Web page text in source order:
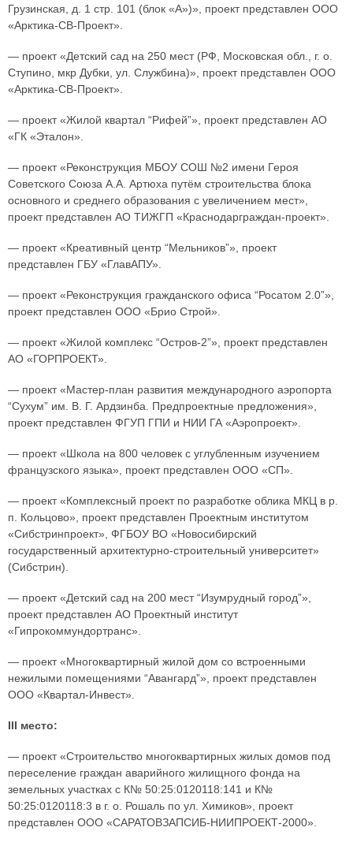
Грузинская, д. 1 стр. 101 (блок «А»)», проект представлен ООО
«Арктика-СВ-Проект».
— проект «Детский сад на 250 мест (РФ, Московская обл., г. о.
Ступино, мкр Дубки, ул. Службина)», проект представлен ООО
«Арктика-СВ-Проект».
— проект «Жилой квартал “Рифей”», проект представлен АО
«ГК «Эталон».
— проект «Реконструкция МБОУ СОШ №2 имени Героя
Советского Союза А.А. Артюха путём строительства блока
основного и среднего образования с увеличением мест»,
проект представлен АО ТИЖГП «Краснодарграждан-проект».
— проект «Креативный центр “Мельников”», проект
представлен ГБУ «ГлавАПУ».
— проект «Реконструкция гражданского офиса “Росатом 2.0”»,
проект представлен ООО «Брио Строй».
— проект «Жилой комплекс “Остров-2”», проект представлен
АО «ГОРПРОЕКТ».
— проект «Мастер-план развития международного аэропорта
“Сухум” им. В. Г. Ардзинба. Предпроектные предложения»,
проект представлен ФГУП ГПИ и НИИ ГА «Аэропроект».
— проект «Школа на 800 человек с углубленным изучением
французского языка», проект представлен ООО «СП».
— проект «Комплексный проект по разработке облика МКЦ в р.
п. Кольцово», проект представлен Проектным институтом
«Сибстринпроект», ФГБОУ ВО «Новосибирский
государственный архитектурно-строительный университет»
(Сибстрин).
— проект «Детский сад на 200 мест “Изумрудный город”»,
проект представлен АО Проектный институт
«Гипрокоммундортранс».
— проект «Многоквартирный жилой дом со встроенными
нежилыми помещениями “Авангард”», проект представлен
ООО «Квартал-Инвест».
III место:
— проект «Строительство многоквартирных жилых домов под
переселение граждан аварийного жилищного фонда на
земельных участках с К№ 50:25:0120118:141 и К№
50:25:0120118:3 в г. о. Рошаль по ул. Химиков», проект
представлен ООО «САРАТОВЗАПСИБ-НИИПРОЕКТ-2000».